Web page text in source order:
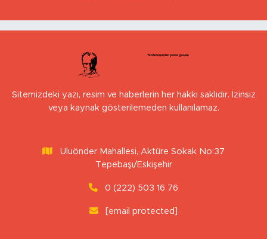
Sitemizdeki yazı, resim ve haberlerin her hakkı saklıdır. İzinsiz
veya kaynak gösterilemeden kullanılamaz.
Uluönder Mahallesi, Aktüre Sokak No:37
Tepebaşı/Eskişehir
0 (222) 503 16 76
[email protected]